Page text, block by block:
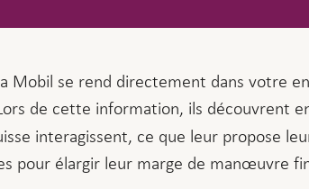
Mobil se rend directement dans votre
de cette information, ils découvrent
interagissent, ce que leur propose
pour élargir leur marge de manœuvre